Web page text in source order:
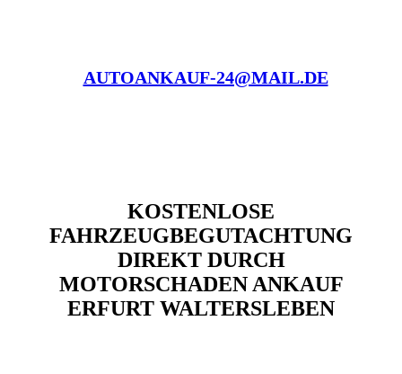
AUTOANKAUF-24@MAIL.DE
KOSTENLOSE
FAHRZEUGBEGUTACHTUNG
DIREKT DURCH
MOTORSCHADEN ANKAUF
ERFURT WALTERSLEBEN